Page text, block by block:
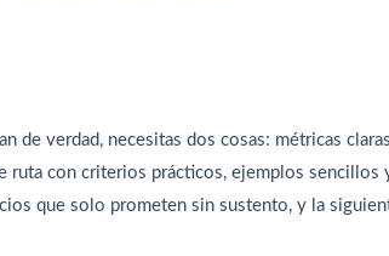
de verdad, necesitas dos cosas: métricas
ruta con criterios prácticos, ejemplos sencillos
que solo prometen sin sustento, y la